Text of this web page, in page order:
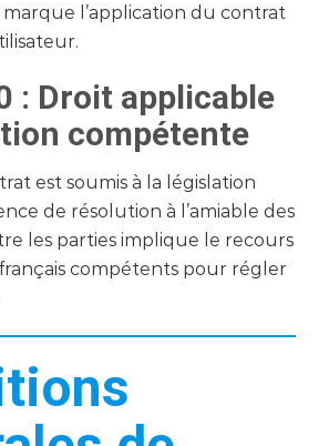
marque l’application du contrat
: Droit applicable
compétente
est soumis à la législation
de résolution à l’amiable des
les parties implique le recours
compétents pour régler